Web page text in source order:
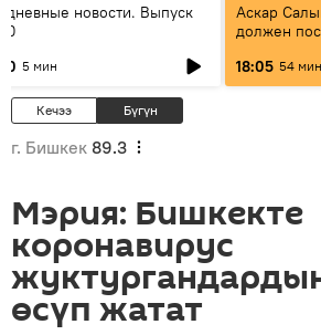
новости. Выпуск
5 мин
Аскар
должен
18:05 54 мин
Кечээ Бүгүн
г. Бишкек 89.3
Мэрия: Бишкекте
коронавирус
өсүп жатат